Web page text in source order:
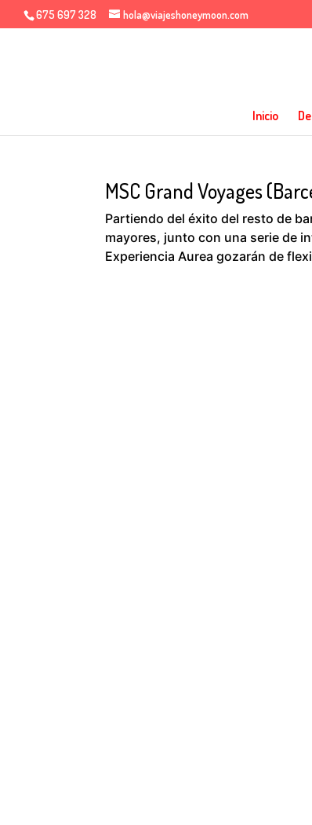
675 697 328 hola@viajeshoneymoon.com
Inicio
MSC Grand Voyages
Partiendo del éxito del resto de
mayores, junto con una serie de
Experiencia Aurea gozarán de